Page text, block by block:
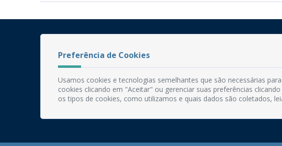
Email:
Preferência de Cookies
Usamos cookies e tecnologias semelhantes que são necessárias
cookies clicando em "Aceitar" ou gerenciar suas preferências
os tipos de cookies, como utilizamos e quais dados são coletados,